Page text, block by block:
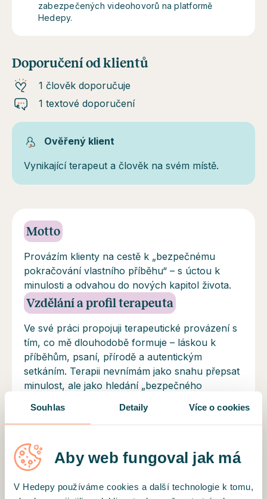
Souhlas Detaily Více o cookies
Aby web fungoval jak má
V Hedepy používáme cookies a další technologie k tomu,
zabezpečených videohovorů na platformě
Hedepy.
Doporučení od klientů
1 člověk doporučuje
1 textové doporučení
Ověřený klient
Vynikající terapeut a člověk na svém místě.
Motto
Provázím klienty na cestě k „bezpečnému
pokračování vlastního příběhu“ – s úctou k
minulosti a odvahou do nových kapitol života.
Vzdělání a profil terapeuta
Ve své práci propojuji terapeutické provázení s
tím, co mě dlouhodobě formuje – láskou k
příběhům, psaní, přírodě a autentickým
setkáním. Terapii nevnímám jako snahu přepsat
minulost, ale jako hledání „bezpečného
nabízím svou plnou přítomnost, oporu a
respekt k jejich jedinečné cestě. Bez
univerzálních návodů, s důvěrou, že každý
člověk může objevit vlastní způsob, jak žít svůj
život pravdivěji, svobodněji a s větší laskavostí k
sobě.